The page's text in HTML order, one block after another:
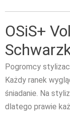
OSiS+
Pogromcy
Każdy ranek
śniadanie. Na
dlatego prawie